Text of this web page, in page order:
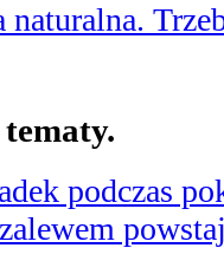
naturalna.
podczas